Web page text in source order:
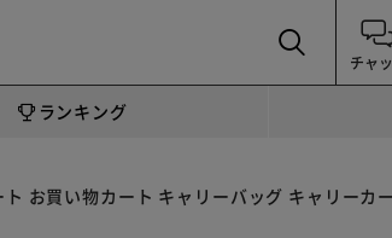
チャ
ランキング
お買い物カート キャリーバッグ キャリーカ